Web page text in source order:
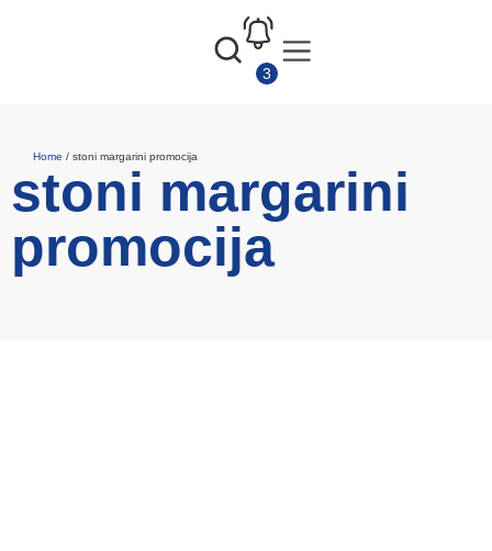
Home / stoni margarini promocija
stoni margarini
promocija